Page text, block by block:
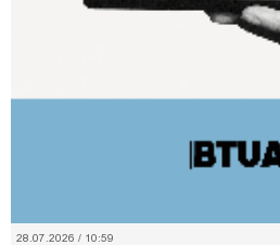
28.07.2026 / 10:59